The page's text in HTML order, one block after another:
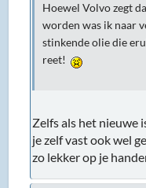
Hoewel Volvo zegt
worden was ik naar
stinkende olie die
reet!
Zelfs als het nieuwe
je zelf vast ook wel
zo lekker op je